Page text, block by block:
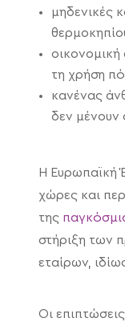
μηδενικές
τη χρήση
κανένας
δεν μένουν
Η Ευρωπαϊκή
χώρες και
της
στήριξη των
εταίρων,
Οι